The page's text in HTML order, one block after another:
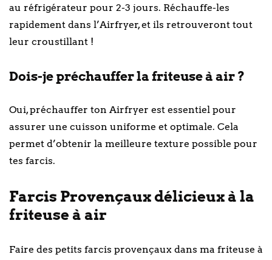
au réfrigérateur pour 2-3 jours. Réchauffe-les
rapidement dans l’Airfryer, et ils retrouveront tout
leur croustillant !
Dois-je préchauffer la friteuse à air ?
Oui, préchauffer ton Airfryer est essentiel pour
assurer une cuisson uniforme et optimale. Cela
permet d’obtenir la meilleure texture possible pour
tes farcis.
Farcis Provençaux délicieux à la
friteuse à air
Faire des petits farcis provençaux dans ma friteuse à